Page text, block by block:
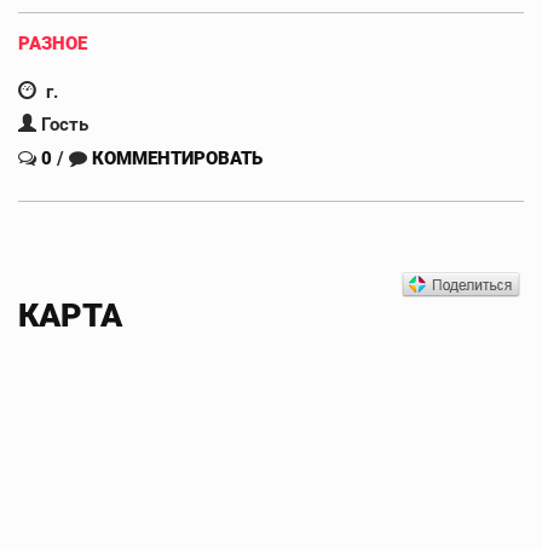
РАЗНОЕ
г.
Гость
0 / КОММЕНТИРОВАТЬ
КАРТА